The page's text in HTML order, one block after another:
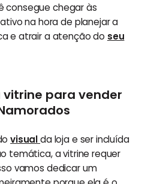
consegue chegar às
na hora de planejar a
e atrair a atenção do seu
vitrine para vender
visualda loja e ser incluída
temática, a vitrine requer
vamos dedicar um